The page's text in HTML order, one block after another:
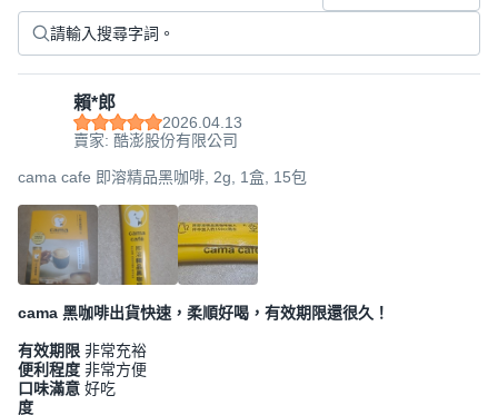
賴*郎
2026.04.13
賣家: 酷澎股份有限公司
cama cafe 即溶精品黑咖啡, 2g, 1盒, 15包
cama 黑咖啡出貨快速，柔順好喝，有效期限還很久！
有效期限 非常充裕
便利程度 非常方便
口味滿意
度
好吃